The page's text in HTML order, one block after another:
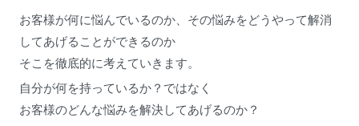
お客様が何に悩んでいるのか、その悩みをどうやって解消
してあげることができるのか
そこを徹底的に考えていきます。
自分が何を持っているか？ではなく
お客様のどんな悩みを解決してあげるのか？